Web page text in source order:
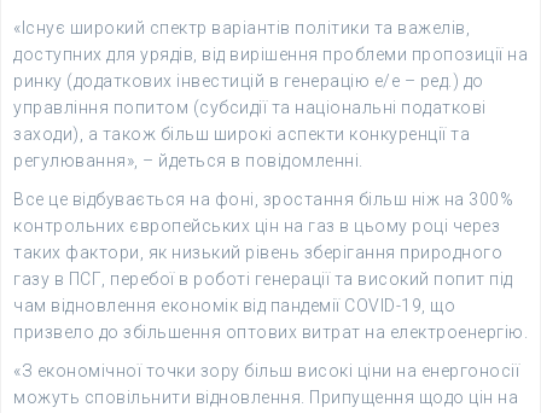
«Існує широкий спектр варіантів політики та важелів,
доступних для урядів, від вирішення проблеми пропозиції на
ринку (додаткових інвестицій в генерацію е/е – ред.) до
управління попитом (субсидії та національні податкові
заходи), а також більш широкі аспекти конкуренції та
регулювання», – йдеться в повідомленні.
Все це відбувається на фоні, зростання більш ніж на 300%
контрольних європейських цін на газ в цьому році через
таких фактори, як низький рівень зберігання природного
газу в ПСГ, перебої в роботі генерації та високий попит під
чам відновлення економік від пандемії COVID-19, що
призвело до збільшення оптових витрат на електроенергію.
«З економічної точки зору більш високі ціни на енергоносії
можуть сповільнити відновлення. Припущення щодо цін на